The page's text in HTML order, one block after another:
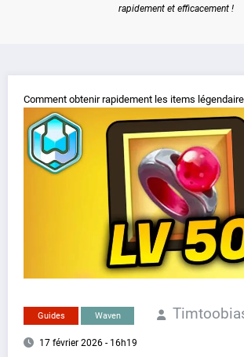
rapidement et efficacement !
Comment obtenir rapidement les items
Guides Waven
17 février 2026 - 16h19